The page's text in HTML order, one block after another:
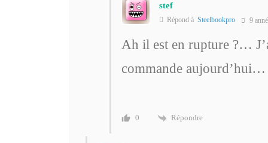
stef
Répond à Steelbookpro 9
Ah il est en rupture ?…
commande aujourd’hui…
0 Répondre